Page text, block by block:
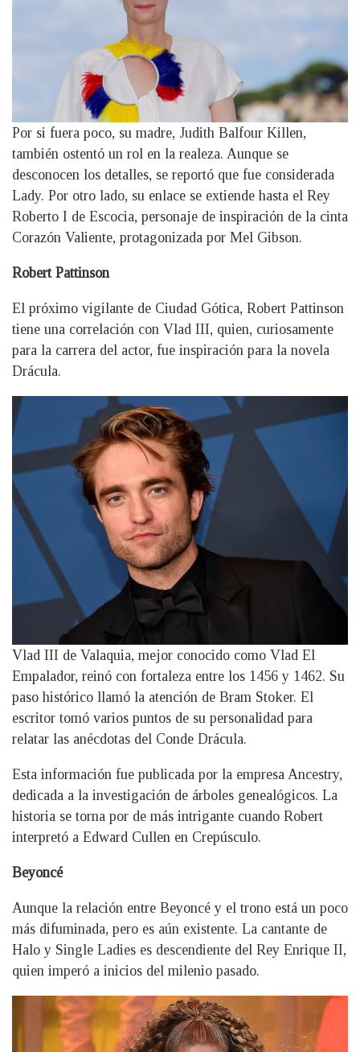
Por si fuera poco, su madre, Judith Balfour Killen,
también ostentó un rol en la realeza. Aunque se
desconocen los detalles, se reportó que fue considerada
Lady. Por otro lado, su enlace se extiende hasta el Rey
Roberto I de Escocia, personaje de inspiración de la cinta
Corazón Valiente, protagonizada por Mel Gibson.
Robert Pattinson
El próximo vigilante de Ciudad Gótica, Robert Pattinson
tiene una correlación con Vlad III, quien, curiosamente
para la carrera del actor, fue inspiración para la novela
Drácula.
Vlad III de Valaquia, mejor conocido como Vlad El
Empalador, reinó con fortaleza entre los 1456 y 1462. Su
paso histórico llamó la atención de Bram Stoker. El
escritor tomó varios puntos de su personalidad para
relatar las anécdotas del Conde Drácula.
Esta información fue publicada por la empresa Ancestry,
dedicada a la investigación de árboles genealógicos. La
historia se torna por de más intrigante cuando Robert
interpretó a Edward Cullen en Crepúsculo.
Beyoncé
Aunque la relación entre Beyoncé y el trono está un poco
más difuminada, pero es aún existente. La cantante de
Halo y Single Ladies es descendiente del Rey Enrique II,
quien imperó a inicios del milenio pasado.